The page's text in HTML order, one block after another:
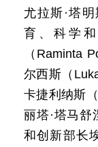
尤拉斯·塔
育、科学
（Raminta
尔西斯（
卡捷利纳斯
丽塔·塔马舒
和创新部长